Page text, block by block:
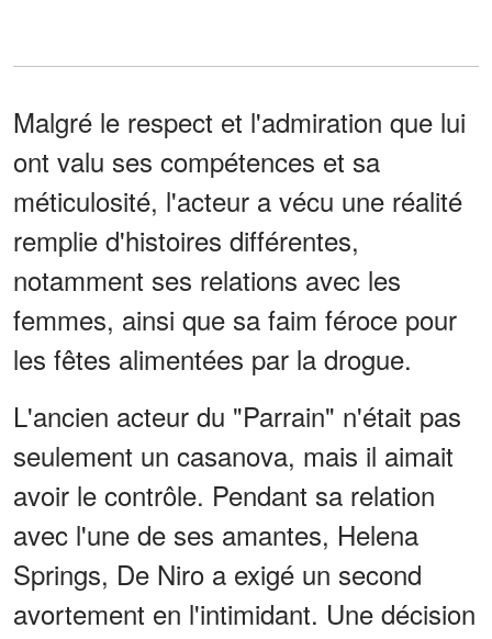
Malgré le respect et l'admiration que lui
ont valu ses compétences et sa
méticulosité, l'acteur a vécu une réalité
remplie d'histoires différentes,
notamment ses relations avec les
femmes, ainsi que sa faim féroce pour
les fêtes alimentées par la drogue.
L'ancien acteur du "Parrain" n'était pas
seulement un casanova, mais il aimait
avoir le contrôle. Pendant sa relation
avec l'une de ses amantes, Helena
Springs, De Niro a exigé un second
avortement en l'intimidant. Une décision